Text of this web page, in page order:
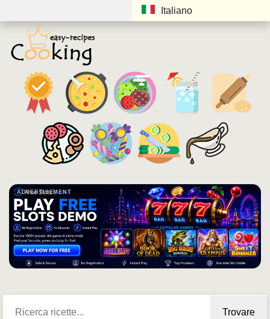
Italiano
ADVERTISEMENT
Trovare